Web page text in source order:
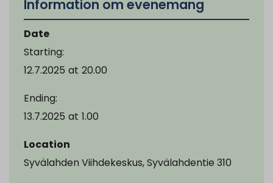
Information om evenemang
Date
Starting:
12.7.2025 at 20.00
Ending:
13.7.2025 at 1.00
Location
Syvälahden Viihdekeskus, Syvälahdentie 310